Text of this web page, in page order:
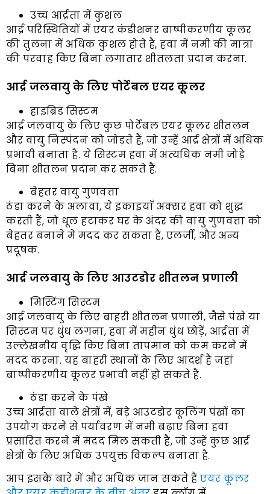
उच्च आर्द्रता में कुशल
आर्द्र परिस्थितियों में एयर कंडीशनर बाष्पीकरणीय कूलर
की तुलना में अधिक कुशल होते हैं, हवा में नमी की मात्रा
की परवाह किए बिना लगातार शीतलता प्रदान करना.
आर्द्र जलवायु के लिए पोर्टेबल एयर कूलर
हाइब्रिड सिस्टम
आर्द्र जलवायु के लिए कुछ पोर्टेबल एयर कूलर शीतलन
और वायु निस्पंदन को जोड़ते हैं, जो उन्हें आर्द्र क्षेत्रों में अधिक
प्रभावी बनाता है. ये सिस्टम हवा में अत्यधिक नमी जोड़े
बिना शीतलन प्रदान कर सकते हैं.
बेहतर वायु गुणवत्ता
ठंडा करने के अलावा, ये इकाइयाँ अक्सर हवा को शुद्ध
करती हैं, जो धूल हटाकर घर के अंदर की वायु गुणवत्ता को
बेहतर बनाने में मदद कर सकता है, एलर्जी, और अन्य
प्रदूषक.
आर्द्र जलवायु के लिए आउटडोर शीतलन प्रणाली
मिस्टिंग सिस्टम
आर्द्र जलवायु के लिए बाहरी शीतलन प्रणाली, जैसे पंखे या
सिस्टम पर धुंध लगना, हवा में महीन धुंध छोड़ें, आर्द्रता में
उल्लेखनीय वृद्धि किए बिना तापमान को कम करने में
मदद करना. यह बाहरी स्थानों के लिए आदर्श है जहां
बाष्पीकरणीय कूलर प्रभावी नहीं हो सकते हैं.
ठंडा करने के पंखे
उच्च आर्द्रता वाले क्षेत्रों में, बड़े आउटडोर कूलिंग पंखों का
उपयोग करने से पर्यावरण में नमी बढ़ाए बिना हवा
प्रसारित करने में मदद मिल सकती है, जो उन्हें कुछ आर्द्र
क्षेत्रों के लिए अधिक उपयुक्त विकल्प बनाता है.
आप इसके बारे में और अधिक जान सकते हैं एयर कूलर